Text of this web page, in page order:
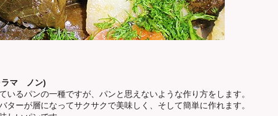
ラマ ノン)
いるパンの一種ですが、パンと思えないような作り方をします。
ターが層になってサクサクで美味しく、そして簡単に作れます。